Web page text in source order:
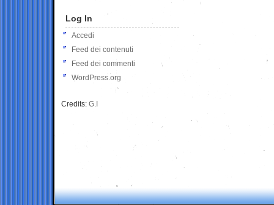
Log In
Accedi
Feed dei contenuti
Feed dei commenti
WordPress.org
Credits: G.I